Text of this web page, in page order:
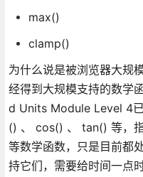
max()
clamp()
为什么说是被浏览器大规
经得到大规模支持的数学
d Units Module Level 4
() 、 cos() 、 tan() 等，
等数学函数，只是目前都
持它们，需要给时间一点时